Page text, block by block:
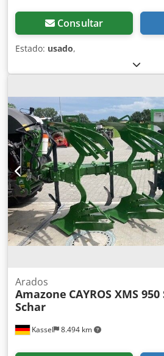
Consultar
Estado: usado,
Kassel 8.494 km
Arados
Amazone CAYROS XMS 950
Schar